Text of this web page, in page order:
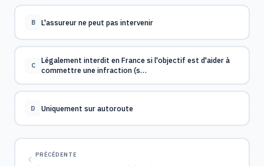
B L'assureur ne peut pas intervenir
C
Légalement interdit en France si l'objectif est d'aider à
commettre une infraction (s…
D Uniquement sur autoroute
PRÉCÉDENTE